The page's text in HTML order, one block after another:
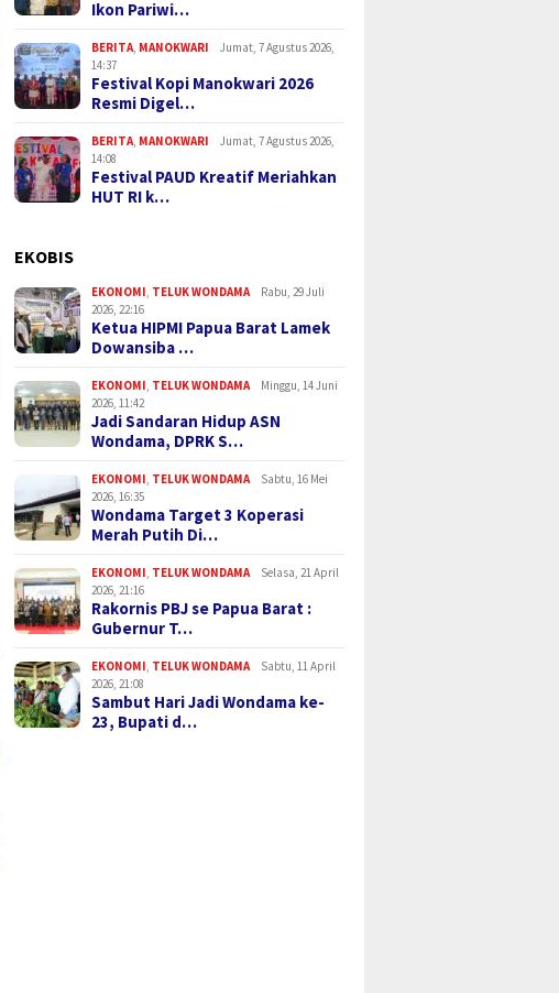
Ikon Pariwi…
BERITA MANOKWARI
Jumat, 7 Agustus 2026,
14:37
Festival Kopi Manokwari 2026
Resmi Digel…
BERITA MANOKWARI
Jumat, 7 Agustus 2026,
14:08
Festival PAUD Kreatif Meriahkan
HUT RI k…
EKOBIS
EKONOMI TELUK WONDAMA
Rabu, 29 Juli
2026, 22:16
Ketua HIPMI Papua Barat Lamek
Dowansiba …
EKONOMI TELUK WONDAMA
Minggu, 14 Juni
2026, 11:42
Jadi Sandaran Hidup ASN
Wondama, DPRK S…
EKONOMI TELUK WONDAMA
Sabtu, 16 Mei
2026, 16:35
Wondama Target 3 Koperasi
Merah Putih Di…
EKONOMI TELUK WONDAMA
Selasa, 21 April
2026, 21:16
Rakornis PBJ se Papua Barat :
Gubernur T…
EKONOMI TELUK WONDAMA
Sabtu, 11 April
2026, 21:08
Sambut Hari Jadi Wondama ke-
23, Bupati d…